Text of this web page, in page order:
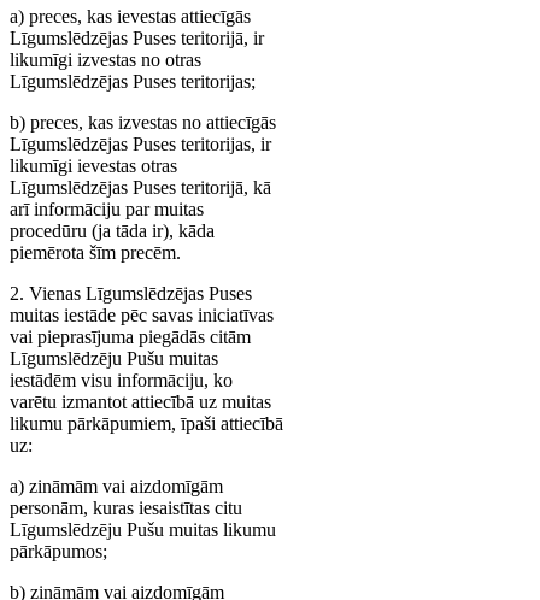
a) preces, kas ievestas attiecīgās
Līgumslēdzējas Puses teritorijā, ir
likumīgi izvestas no otras
Līgumslēdzējas Puses teritorijas;
b) preces, kas izvestas no attiecīgās
Līgumslēdzējas Puses teritorijas, ir
likumīgi ievestas otras
Līgumslēdzējas Puses teritorijā, kā
arī informāciju par muitas
procedūru (ja tāda ir), kāda
piemērota šīm precēm.
2. Vienas Līgumslēdzējas Puses
muitas iestāde pēc savas iniciatīvas
vai pieprasījuma piegādās citām
Līgumslēdzēju Pušu muitas
iestādēm visu informāciju, ko
varētu izmantot attiecībā uz muitas
likumu pārkāpumiem, īpaši attiecībā
uz:
a) zināmām vai aizdomīgām
personām, kuras iesaistītas citu
Līgumslēdzēju Pušu muitas likumu
pārkāpumos;
b) zināmām vai aizdomīgām